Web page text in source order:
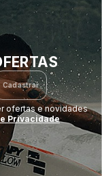
Cadastrar
ofertas e novidades
Privacidade